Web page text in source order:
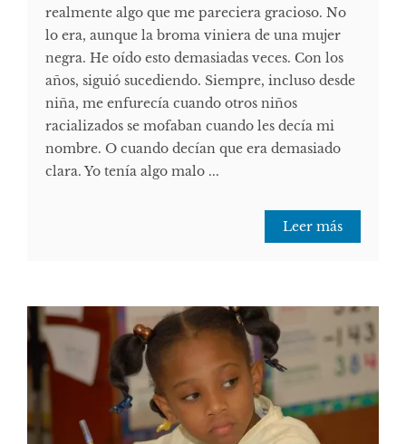
realmente algo que me pareciera gracioso. No
lo era, aunque la broma viniera de una mujer
negra. He oído esto demasiadas veces. Con los
años, siguió sucediendo. Siempre, incluso desde
niña, me enfurecía cuando otros niños
racializados se mofaban cuando les decía mi
nombre. O cuando decían que era demasiado
clara. Yo tenía algo malo ...
Leer más